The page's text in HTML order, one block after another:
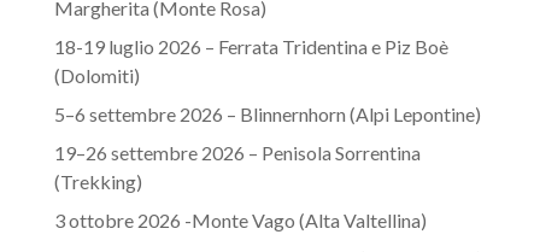
Margherita (Monte Rosa)
18-19 luglio 2026 – Ferrata Tridentina e Piz Boè
(Dolomiti)
5–6 settembre 2026 – Blinnernhorn (Alpi Lepontine)
19–26 settembre 2026 – Penisola Sorrentina
(Trekking)
3 ottobre 2026 -Monte Vago (Alta Valtellina)